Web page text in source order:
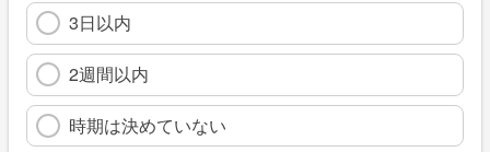
3日以内
2週間以内
時期は決めていない